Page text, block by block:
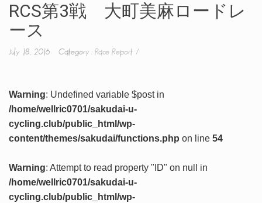
RCS第3戦 大町美麻ロードレ
ース
July 18, 2016 Category : Race Report
Warning: Undefined variable $post in
/home/wellric0701/sakudai-u-
cycling.club/public_html/wp-
content/themes/sakudai/functions.php on line 54
Warning: Attempt to read property "ID" on null in
/home/wellric0701/sakudai-u-
cycling.club/public_html/wp-